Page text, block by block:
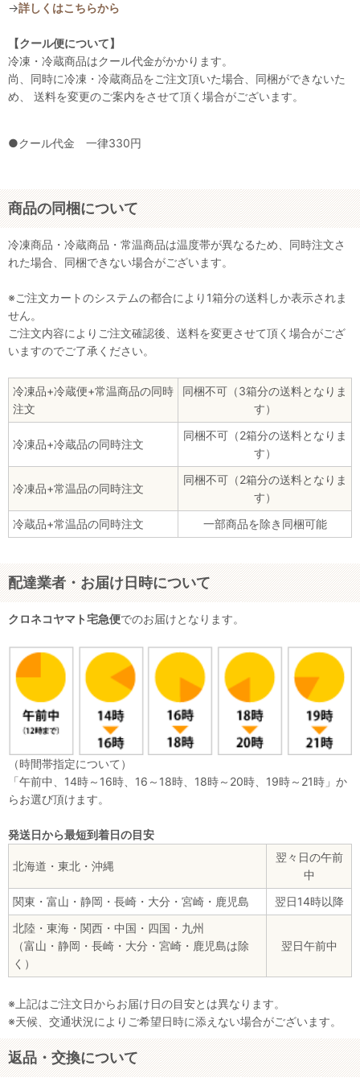
→詳しくはこちらから
【クール便について】
冷凍・冷蔵商品はクール代金がかかります。
尚、同時に冷凍・冷蔵商品をご注文頂いた場合、同梱ができないた
め、 送料を変更のご案内をさせて頂く場合がございます。
●クール代金 一律330円
商品の同梱について
冷凍商品・冷蔵商品・常温商品は温度帯が異なるため、同時注文さ
れた場合、同梱できない場合がございます。
※ご注文カートのシステムの都合により1箱分の送料しか表示されま
せん。
ご注文内容によりご注文確認後、送料を変更させて頂く場合がござ
いますのでご了承ください。
冷凍品+冷蔵便+常温商品の同時
注文
同梱不可（3箱分の送料となりま
す）
冷凍品+冷蔵品の同時注文
同梱不可（2箱分の送料となりま
す）
冷凍品+常温品の同時注文
同梱不可（2箱分の送料となりま
す）
冷蔵品+常温品の同時注文
一部商品を除き同梱可能
配達業者・お届け日時について
クロネコヤマト宅急便でのお届けとなります。
（時間帯指定について）
「午前中、14時～16時、16～18時、18時～20時、19時～21時」か
らお選び頂けます。
発送日から最短到着日の目安
北海道・東北・沖縄
翌々日の午前
中
関東・富山・静岡・長崎・大分・宮崎・鹿児島
翌日14時以降
北陸・東海・関西・中国・四国・九州
（富山・静岡・長崎・大分・宮崎・鹿児島は除
く）
翌日午前中
※上記はご注文日からお届け日の目安とは異なります。
※天候、交通状況によりご希望日時に添えない場合がございます。
返品・交換について